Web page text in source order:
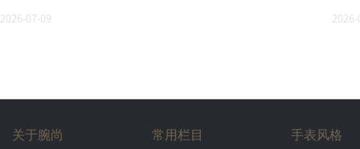
2026-07-09
关于腕尚 常用栏目 手表风格